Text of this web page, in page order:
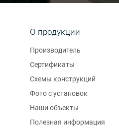
О продукции
Производитель
Сертификаты
Схемы конструкций
Фото с установок
Наши объекты
Полезная информация